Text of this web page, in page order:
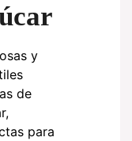
y
de
para